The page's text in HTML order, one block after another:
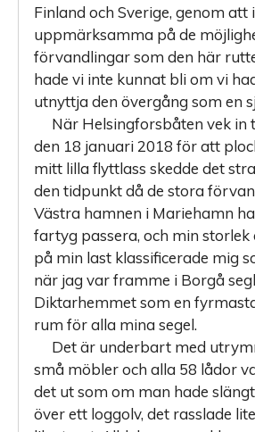
Finland och Sverige, genom att
uppmärksamma på de
förvandlingar som den här
hade vi inte kunnat bli om vi
utnyttja den övergång som en
När Helsingforsbåten vek in
den 18 januari 2018 för att
mitt lilla flyttlass skedde det
den tidpunkt då de stora
Västra hamnen i Mariehamn
fartyg passera, och min
på min last klassificerade mig
när jag var framme i Borgå
Diktarhemmet som en
rum för alla mina segel.
Det är underbart med
små möbler och alla 58 lådor
det ut som om man hade
över ett loggolv, det rasslade